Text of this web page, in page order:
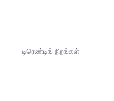
டிரெண்டிங் நிறங்கள்